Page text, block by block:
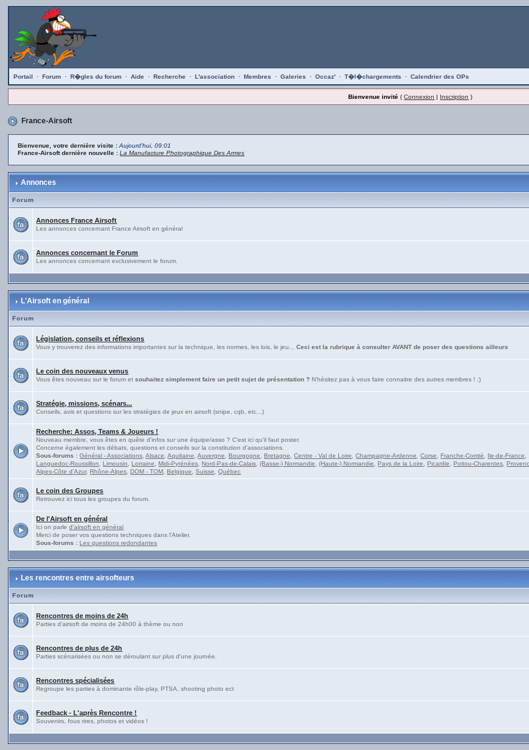
Portail · Forum · R�gles du forum · Aide · Recherche · L'association · Membres · Galeries · Occaz' · T�l�chargements · Calendrier des OPs
Bienvenue invité (Connexion | Inscription )
France-Airsoft
Bienvenue, votre dernière visite :Aujourd'hui, 09:01
France-Airsoft dernière nouvelle :La Manufacture Photographique Des Armes
Annonces
Forum
Annonces France Airsoft
Les annonces concernant France Airsoft en général
Annonces concernant le Forum
Les annonces concernant exclusivement le forum.
L'Airsoft en général
Forum
Législation, conseils et réflexions
Vous y trouverez des informations importantes sur la technique, les normes, les lois, le jeu...Ceci est la rubrique à consulter AVANT de poser des questions ailleurs
Le coin des nouveaux venus
Vous êtes nouveau sur le forum etsouhaitez simplement faire un petit sujet de présentation ? N'hésitez pas à vous faire connaitre des autres membres ! ;)
Stratégie, missions, scénars...
Conseils, avis et questions sur les stratégies de jeux en airsoft (snipe, cqb, etc...)
Recherche: Assos, Teams & Joueurs !
Nouveau membre, vous êtes en quête d'infos sur une équipe/asso ? C'est ici qu'il faut poster.
Concerne également les débats, questions et conseils sur la constitution d'associations.
Sous-forums : Général - Associations ,Alsace ,Aquitaine ,Auvergne ,Bourgogne ,Bretagne ,Centre - Val de Loire ,Champagne-Ardenne ,Corse ,Franche-Comté Ile-de-France
Languedoc-Roussillon
,Limousin ,Lorraine ,Midi-Pyrénées ,Nord-Pas-de-Calais ,(Basse-) Normandie ,(Haute-) Normandie ,Pays de la Loire ,Picardie ,Poitou-Charentes ,
Alpes-Côte d'Azur,Rhône-Alpes ,DOM - TOM ,Belgique ,Suisse ,Québec
Le coin des Groupes
Retrouvez ici tous les groupes du forum.
De l'Airsoft en général
Ici on parled'airsoft en général
Merci de poser vos questions techniques dans l'Atelier.
Sous-forums : Les questions redondantes
Les rencontres entre airsofteurs
Forum
Rencontres de moins de 24h
Parties d'airsoft de moins de 24h00 à thème ou non
Rencontres de plus de 24h
Parties scénarisées ou non se déroulant sur plus d'une journée.
Rencontres spécialisées
Regroupe les parties à dominante rôle-play, PTSA, shooting photo ect
Feedback - L'après Rencontre !
Souvenirs, fous rires, photos et vidéos !